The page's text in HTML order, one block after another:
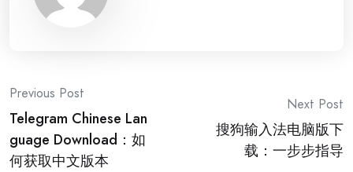
Post
navigation
Previous Post
Telegram Chinese Lan
guage Download：如
何获取中文版本
Next Post
搜狗输入法电脑版下
载：一步步指导